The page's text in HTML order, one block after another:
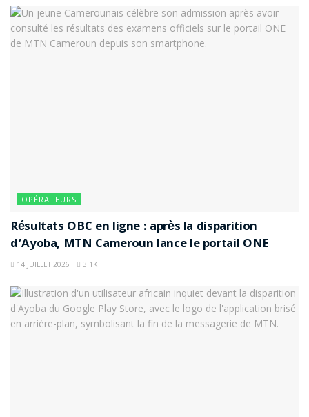
OPÉRATEURS
Résultats OBC en ligne : après la disparition
d’Ayoba, MTN Cameroun lance le portail ONE
14 JUILLET 2026 3.1K